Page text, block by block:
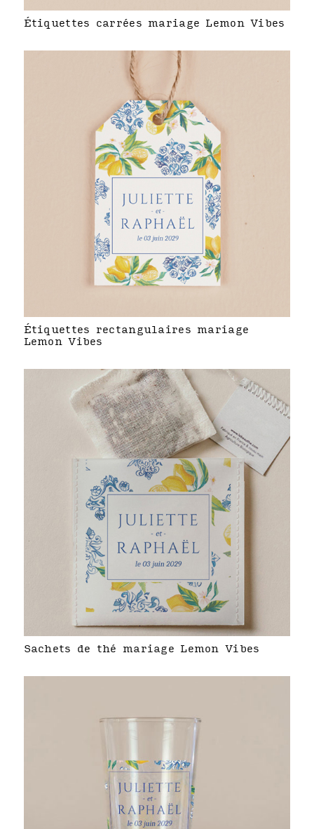
Étiquettes carrées mariage Lemon Vibes
Étiquettes rectangulaires mariage
Lemon Vibes
Sachets de thé mariage Lemon Vibes